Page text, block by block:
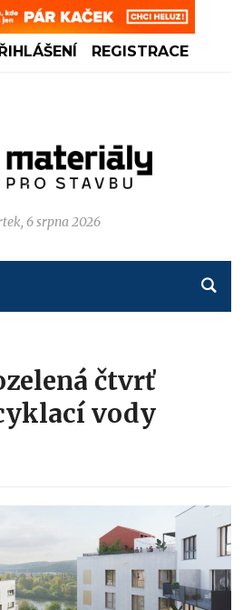
REGISTRACE
6 srpna 2026
čtvrť
vody